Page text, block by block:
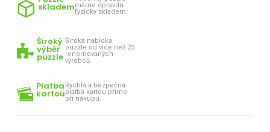
sklademmáme opravdu
fyzicky skladem.
Široký
výběr
puzzle
Široká nabídka
puzzle od více než 25
renomovaných
výrobců.
Platba
kartou
Rychlá a bezpečná
platba kartou přímo
při nákupu.